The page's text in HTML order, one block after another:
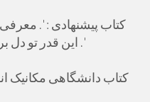
کتاب پیشنهادی : '.
این قدر تو دل برو هستند؟ نیکول لورنز .'
کتاب دانشگاهی مکانیک